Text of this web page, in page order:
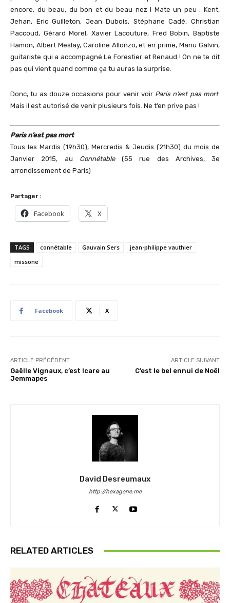
encore, du beau, du bon et du beau nez ! Mate un peu : Kent,
Jehan, Eric Guilleton, Jean Dubois, Stéphane Cadé, Christian
Paccoud, Gérard Morel, Xavier Lacouture, Fred Bobin, Baptiste
Hamon, Albert Meslay, Caroline Allonzo, et en prime, Manu Galvin,
guitariste qui a accompagné Le Forestier et Renaud ! On ne te dit
pas qui vient quand comme ça tu auras la surprise.
Donc, tu as douze occasions pour venir voir Paris n’est pas mort.
Mais il est autorisé de venir plusieurs fois. Ne t’en prive pas !
Paris n’est pas mort
Tous les Mardis (19h30), Mercredis & Jeudis (21h30) du mois de
Janvier 2015, au Connétable(55 rue des Archives, 3e
arrondissement de Paris)
Partager :
Facebook X
TAGS connétable Gauvain Sers
jean-philippe vauthier
missone
Facebook X
ARTICLE PRÉCÉDENT
Gaëlle Vignaux, c’est Icare au
Jemmapes
ARTICLE SUIVANT
C’est le bel ennui de Noël
David Desreumaux
http://hexagone.me
RELATED ARTICLES